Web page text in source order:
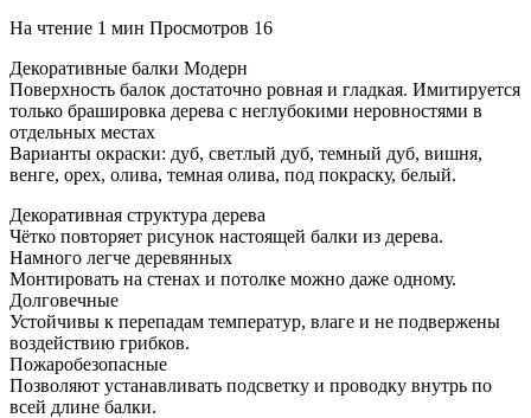
На чтение 1 мин Просмотров 16
Декоративные балки Модерн
Поверхность балок достаточно ровная и гладкая. Имитируется
только брашировка дерева с неглубокими неровностями в
отдельных местах
Варианты окраски: дуб, светлый дуб, темный дуб, вишня,
венге, орех, олива, темная олива, под покраску, белый.
Декоративная структура дерева
Чётко повторяет рисунок настоящей балки из дерева.
Намного легче деревянных
Монтировать на стенах и потолке можно даже одному.
Долговечные
Устойчивы к перепадам температур, влаге и не подвержены
воздействию грибков.
Пожаробезопасные
Позволяют устанавливать подсветку и проводку внутрь по
всей длине балки.